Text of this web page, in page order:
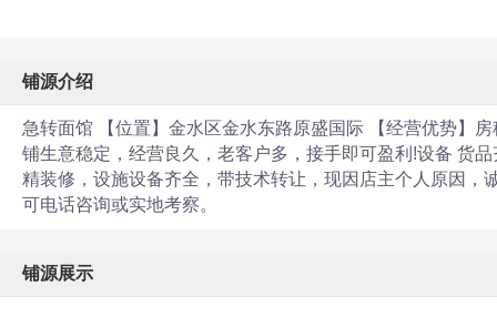
铺源介绍
急转面馆 【位置】金水区金水东路原盛国际 【经营优势】
铺生意稳定，经营良久，老客户多，接手即可盈利!设备 货
精装修，设施设备齐全，带技术转让，现因店主个人原因
可电话咨询或实地考察。
铺源展示